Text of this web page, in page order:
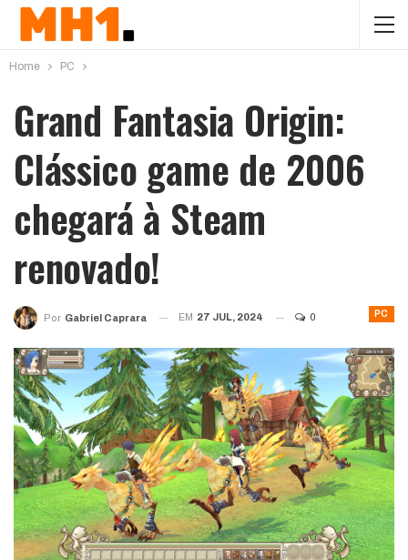
Home PC
Grand Fantasia Origin:
Clássico game de 2006
chegará à Steam
renovado!
PC
Por Gabriel Caprara EM 27 JUL, 2024 0